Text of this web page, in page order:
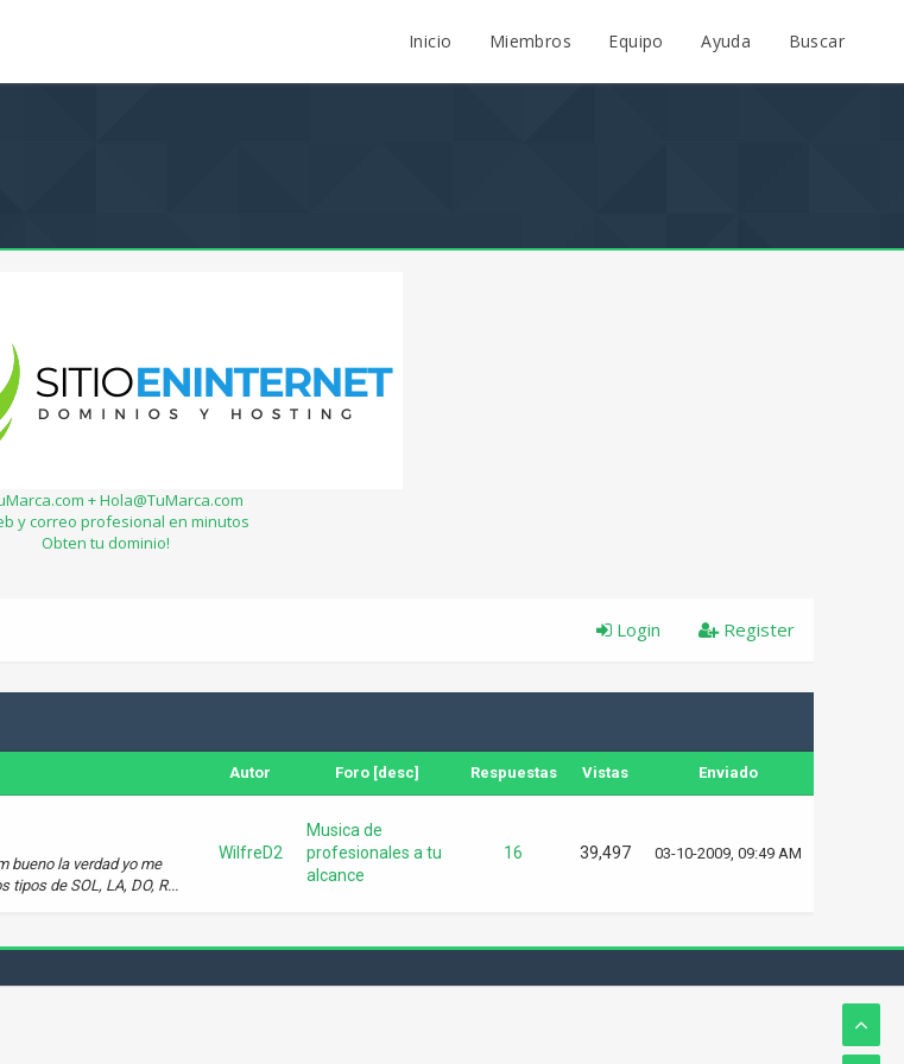
Inicio Miembros Equipo Ayuda Buscar
+ Hola@TuMarca.com
y correo profesional en minutos
Obten tu dominio!
Register
Login
Autor Foro [desc] Respuestas Vistas Enviado
bueno la verdad yo me
de SOL, LA, DO, R...
WilfreD2
Musica de
profesionales a tu
alcance
16 39,497 03-10-2009, 09:49 AM